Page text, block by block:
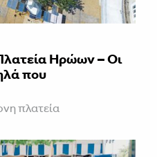
Ηρώων – Οι
που
πλατεία